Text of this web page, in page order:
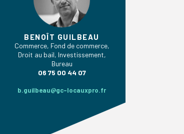
BENOÎT GUILBEAU
Commerce, Fond de commerce,
Droit au bail, Investissement,
Bureau
06 75 00 44 07
b.guilbeau@gc-locauxpro.fr